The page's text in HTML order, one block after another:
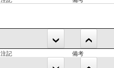
注記 備考